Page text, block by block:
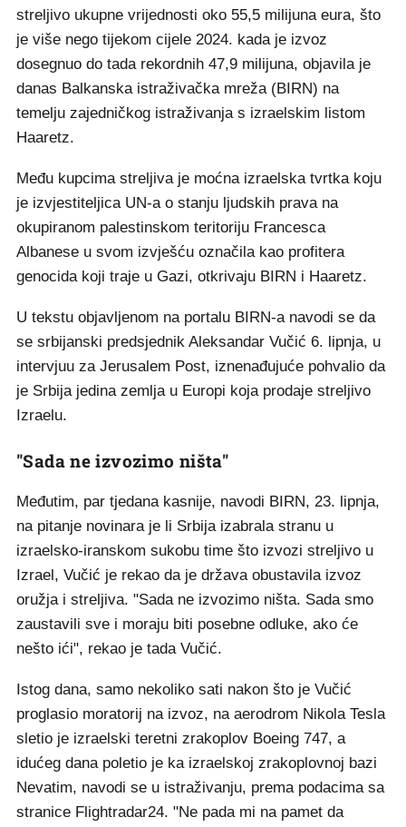
streljivo ukupne vrijednosti oko 55,5 milijuna eura, što
je više nego tijekom cijele 2024. kada je izvoz
dosegnuo do tada rekordnih 47,9 milijuna, objavila je
danas Balkanska istraživačka mreža (BIRN) na
temelju zajedničkog istraživanja s izraelskim listom
Haaretz.
Među kupcima streljiva je moćna izraelska tvrtka koju
je izvjestiteljica UN-a o stanju ljudskih prava na
okupiranom palestinskom teritoriju Francesca
Albanese u svom izvješću označila kao profitera
genocida koji traje u Gazi, otkrivaju BIRN i Haaretz.
U tekstu objavljenom na portalu BIRN-a navodi se da
se srbijanski predsjednik Aleksandar Vučić 6. lipnja, u
intervjuu za Jerusalem Post, iznenađujuće pohvalio da
je Srbija jedina zemlja u Europi koja prodaje streljivo
Izraelu.
"Sada ne izvozimo ništa"
Međutim, par tjedana kasnije, navodi BIRN, 23. lipnja,
na pitanje novinara je li Srbija izabrala stranu u
izraelsko-iranskom sukobu time što izvozi streljivo u
Izrael, Vučić je rekao da je država obustavila izvoz
oružja i streljiva. "Sada ne izvozimo ništa. Sada smo
zaustavili sve i moraju biti posebne odluke, ako će
nešto ići", rekao je tada Vučić.
Istog dana, samo nekoliko sati nakon što je Vučić
proglasio moratorij na izvoz, na aerodrom Nikola Tesla
sletio je izraelski teretni zrakoplov Boeing 747, a
idućeg dana poletio je ka izraelskoj zrakoplovnoj bazi
Nevatim, navodi se u istraživanju, prema podacima sa
stranice Flightradar24. "Ne pada mi na pamet da